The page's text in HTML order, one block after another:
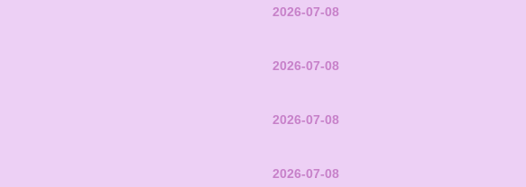
2026-07-08
2026-07-08
2026-07-08
2026-07-08